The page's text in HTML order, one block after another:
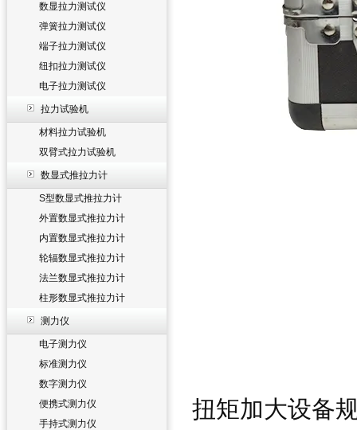
数显拉力测试仪
弹簧拉力测试仪
端子拉力测试仪
纽扣拉力测试仪
电子拉力测试仪
拉力试验机
材料拉力试验机
双臂式拉力试验机
数显式推拉力计
S型数显式推拉力计
外置数显式推拉力计
内置数显式推拉力计
轮辐数显式推拉力计
法兰数显式推拉力计
柱形数显式推拉力计
测力仪
电子测力仪
标准测力仪
数字测力仪
便携式测力仪
手持式测力仪
扭矩加大设备